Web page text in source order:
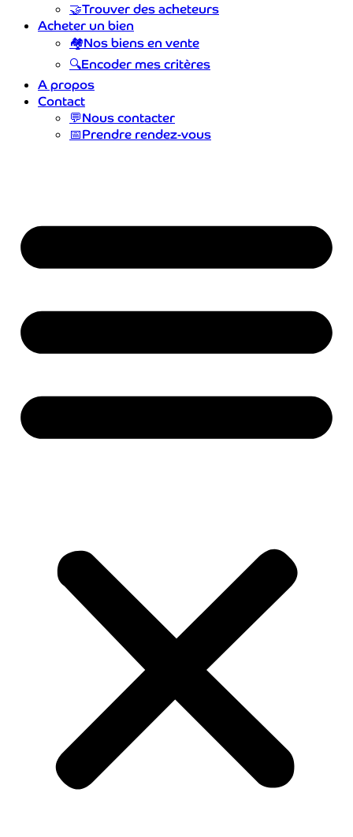
🤝Trouver des acheteurs
Acheter un bien
🏘️Nos biens en vente
🔍Encoder mes critères
A propos
Contact
💬Nous contacter
📅Prendre rendez-vous